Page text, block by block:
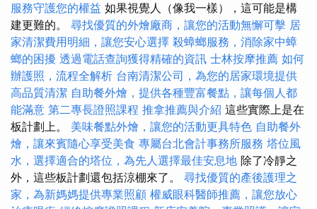
服務守護您的權益 如果視覺人（像我一樣），這可能是構
建更難的。 尋找優質的外燴廠商，讓您的活動無懈可擊 居
家清潔費用明細，讓您安心選擇 殺蟑螂服務，消除家中蟑
螂的困擾 透過電話查詢獲得精確的資訊 士林按摩推薦 如何
辦護照，流程全解析 台南清潔公司，為您的居家環境提供
高品質清潔 自助餐外燴，提供各種豐富餐點，讓每個人都
能滿意 第二專長證照課程 推拿推薦與介紹 這些實際上是在
板計劃上。 美味餐點外燴，讓您的活動更具特色 自助餐外
燴，讓來賓隨心享受美食 專屬台北會計事務所服務 塔位風
水，選擇適合的塔位，為先人選擇最佳安息地 除了冷靜之
外，這些板計劃還包括涼棚來了。 尋找優質的產後護理之
家，為新媽媽提供專業照顧 權威眼科醫師推薦，讓您放心